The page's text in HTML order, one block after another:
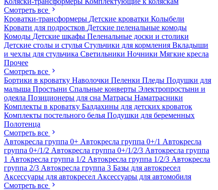
Смотреть все
Кроватки-трансформеры Детские кроватки Колыбели
Кровати для подростков Детские пеленальные комоды
Комоды Детские шкафы Пеленальные доски и столики
Детские столы и стулья Стульчики для кормления Вкладыши
и чехлы для стульчика Светильники Ночники Мягкие кресла
Прочее
Смотреть все
Бортики в кроватку Наволочки Пеленки Пледы Подушки для
малыша Простыни Спальные конверты Электропростыни и
одеяла Позиционеры для сна Матрасы Наматрасники
Комплекты в кроватку Балдахины для детских кроваток
Комплекты постельного белья Подушки для беременных
Полотенца
Смотреть все
Автокресла группа 0+ Автокресла группа 0+/1 Автокресла
группа 0+/1/2 Автокресла группа 0+/1/2/3 Автокресла группа
1 Автокресла группа 1/2 Автокресла группа 1/2/3 Автокресла
группа 2/3 Автокресла группа 3 Базы для автокресел
Аксессуары для автокресел Аксессуары для автомобиля
Смотреть все